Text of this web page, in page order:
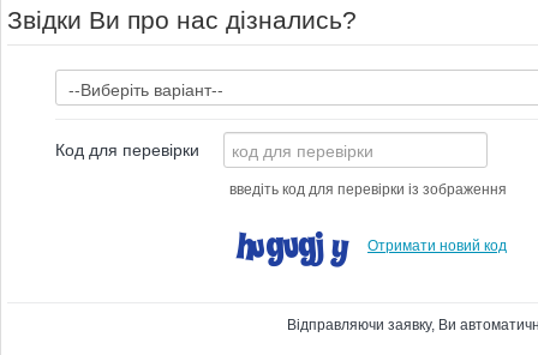
Звідки Ви про нас дізнались?
Код для перевірки
введіть код для перевірки із зображення
Отримати новий код
Відправляючи заявку, Ви